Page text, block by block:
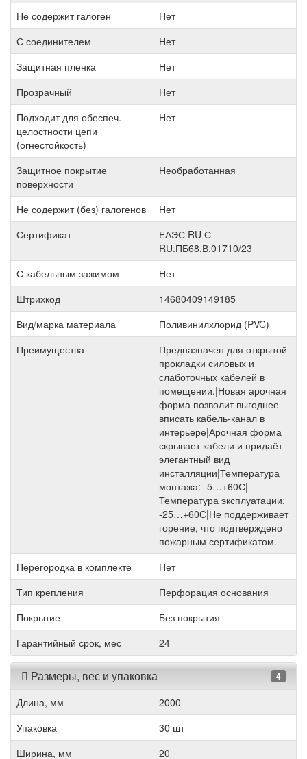
Не содержит галоген
Нет
С соединителем
Нет
Защитная пленка
Нет
Прозрачный
Нет
Подходит для обеспеч.
целостности цепи
(огнестойкость)
Нет
Защитное покрытие
поверхности
Необработанная
Не содержит (без) галогенов
Нет
Сертификат
ЕАЭС RU С-
RU.ПБ68.В.01710/23
С кабельным зажимом
Нет
Штрихкод
14680409149185
Вид/марка материала
Поливинилхлорид (PVC)
Преимущества
Предназначен для открытой
прокладки силовых и
слаботочных кабелей в
помещении.|Новая арочная
форма позволит выгоднее
вписать кабель-канал в
интерьере|Арочная форма
скрывает кабели и придаёт
элегантный вид
инсталляции|Температура
монтажа: -5…+60С|
Температура эксплуатации:
-25…+60С|Не поддерживает
горение, что подтверждено
пожарным сертификатом.
Перегородка в комплекте
Нет
Тип крепления
Перфорация основания
Покрытие
Без покрытия
Гарантийный срок, мес
24
Размеры, вес и упаковка 4
Длина, мм
2000
Упаковка
30 шт
Ширина, мм
20